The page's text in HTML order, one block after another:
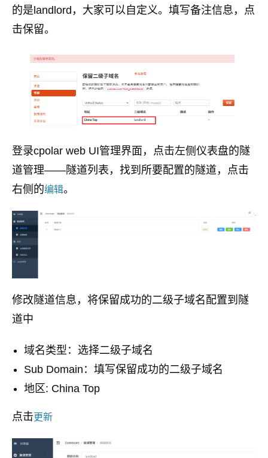
的是landlord，大家可以自定义。填写备注信息，点
击保留。
登录cpolar web UI管理界面，点击左侧仪表盘的隧
道管理——隧道列表，找到所要配置的隧道，点击
右侧的编辑。
修改隧道信息，将保留成功的二级子域名配置到隧
道中
域名类型：选择二级子域名
Sub Domain：填写保留成功的二级子域名
地区: China Top
点击更新